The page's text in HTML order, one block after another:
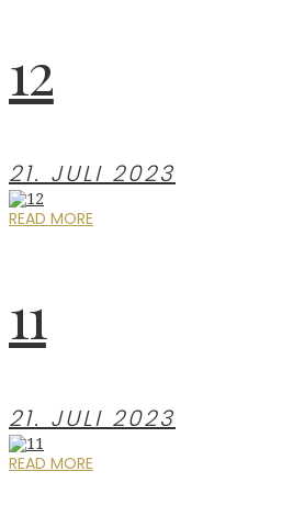
12
21. JULI 2023
READ MORE
11
21. JULI 2023
READ MORE